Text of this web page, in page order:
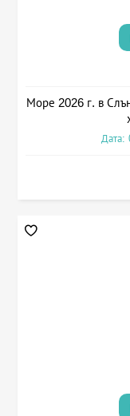
Море 2026 г. в
Дата: